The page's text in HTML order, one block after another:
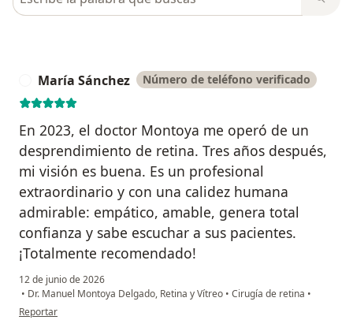
María Sánchez Número de teléfono verificado
En 2023, el doctor Montoya me operó de un
desprendimiento de retina. Tres años después,
mi visión es buena. Es un profesional
extraordinario y con una calidez humana
admirable: empático, amable, genera total
confianza y sabe escuchar a sus pacientes.
¡Totalmente recomendado!
12 de junio de 2026
• Dr. Manuel Montoya Delgado, Retina y Vítreo • Cirugía de retina •
en opinión del usuario María Sánchez
Reportar